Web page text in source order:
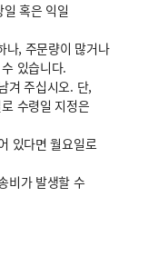
혹은 익일
나, 주문량이 많거나
있습니다.
겨 주십시오. 단,
수령일 지정은
있다면 월요일로
비가 발생할 수